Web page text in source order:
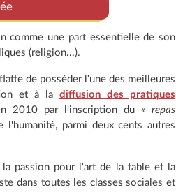
comme une part essentielle de son
(religion...).
de posséder l'une des meilleures
et à la diffusion des pratiques
2010 par l'inscription du « repas
l'humanité, parmi deux cents autres
passion pour l'art de la table et la
dans toutes les classes sociales et